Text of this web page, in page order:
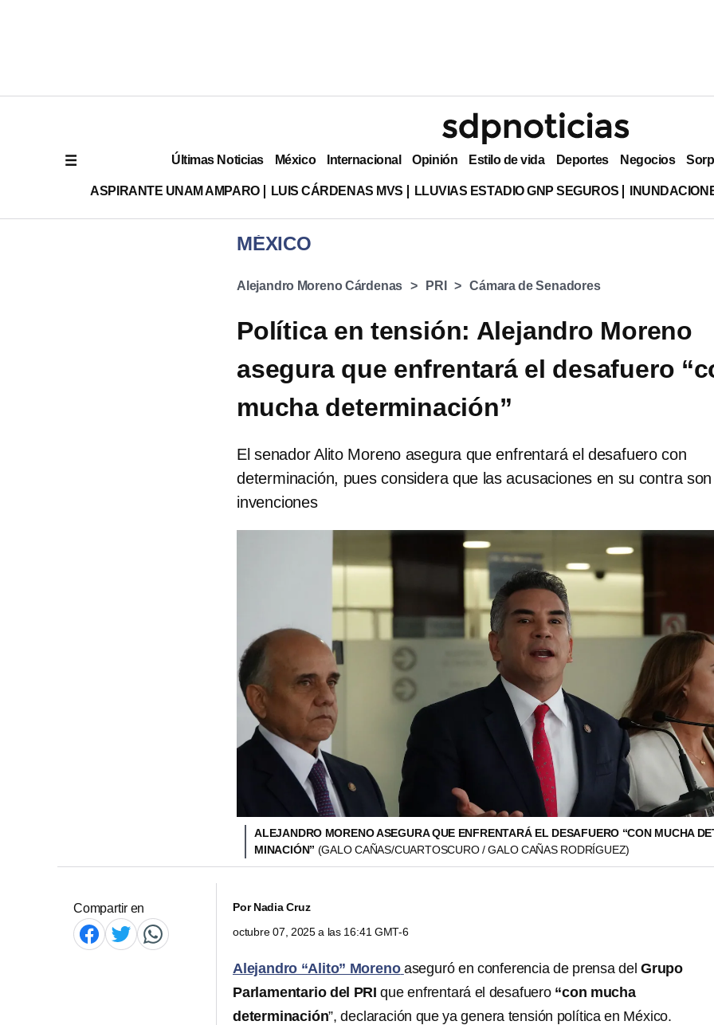
Últimas Noticias México Internacional Opinión Estilo de vida Deportes Negocios
ASPIRANTE UNAM AMPARO LUIS CÁRDENAS MVS LLUVIAS ESTADIO GNP SEGUROS
MÉXICO
Alejandro Moreno Cárdenas PRI Cámara de Senadores
Política en tensión: Alejandro Moreno
asegura que enfrentará el desafuero
mucha determinación”
El senador Alito Moreno asegura que enfrentará el desafuero con
determinación, pues considera que las acusaciones en su contra son
invenciones
ALEJANDRO MORENO ASEGURA QUE ENFRENTARÁ EL DESAFUERO “CON MUCHA
MINACIÓN” (GALO CAÑAS/CUARTOSCURO / GALO CAÑAS RODRÍGUEZ)
Compartir en PorNadia Cruz
octubre 07, 2025 a las 16:41 GMT-6
Alejandro “Alito” Moreno aseguró en conferencia de prensa delGrupo
Parlamentario del PRI que enfrentará el desafuero“con mucha
determinación”, declaración que ya genera tensión política en México.